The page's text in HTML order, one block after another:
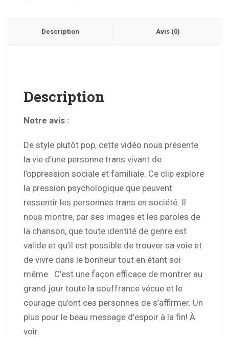
Description Avis (0)
Description
Notre avis :
De style plutôt pop, cette vidéo nous présente
la vie d’une personne trans vivant de
l’oppression sociale et familiale. Ce clip explore
la pression psychologique que peuvent
ressentir les personnes trans en société. Il
nous montre, par ses images et les paroles de
la chanson, que toute identité de genre est
valide et qu’il est possible de trouver sa voie et
de vivre dans le bonheur tout en étant soi-
même. C’est une façon efficace de montrer au
grand jour toute la souffrance vécue et le
courage qu’ont ces personnes de s’affirmer. Un
plus pour le beau message d’espoir à la fin! À
voir.